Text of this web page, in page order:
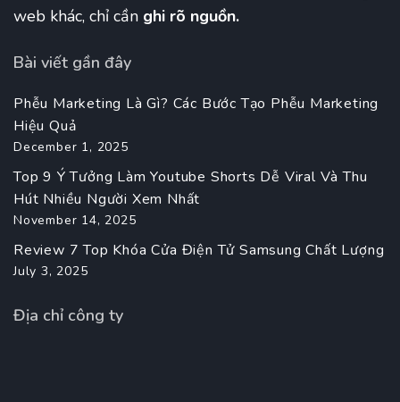
web khác, chỉ cần ghi rõ nguồn.
Bài viết gần đây
Phễu Marketing Là Gì? Các Bước Tạo Phễu Marketing
Hiệu Quả
December 1, 2025
Top 9 Ý Tưởng Làm Youtube Shorts Dễ Viral Và Thu
Hút Nhiều Người Xem Nhất
November 14, 2025
Review 7 Top Khóa Cửa Điện Tử Samsung Chất Lượng
July 3, 2025
Địa chỉ công ty